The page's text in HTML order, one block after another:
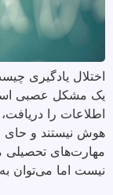
اختلال یادگیری
یک مشکل عصبی
اطلاعات را
هوش نیستند و حای
مهارت‌های تحصیلی
نیست اما می‌توان